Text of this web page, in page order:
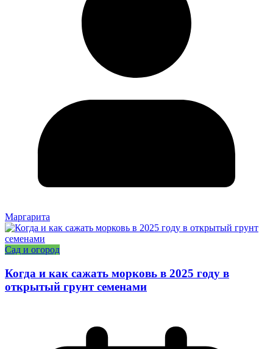
Маргарита
Сад и огород
Когда и как сажать морковь в 2025 году в
открытый грунт семенами